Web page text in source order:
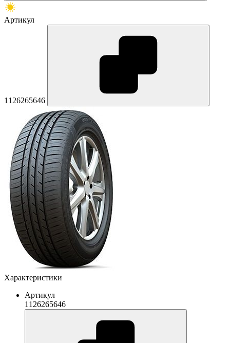
Артикул
1126265646
Характеристики
Артикул
1126265646